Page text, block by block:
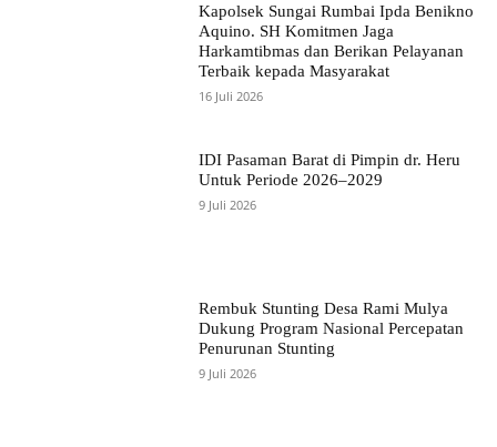
Kapolsek Sungai Rumbai Ipda Benikno
Aquino. SH Komitmen Jaga
Harkamtibmas dan Berikan Pelayanan
Terbaik kepada Masyarakat
16 Juli 2026
IDI Pasaman Barat di Pimpin dr. Heru
Untuk Periode 2026–2029
9 Juli 2026
Rembuk Stunting Desa Rami Mulya
Dukung Program Nasional Percepatan
Penurunan Stunting
9 Juli 2026